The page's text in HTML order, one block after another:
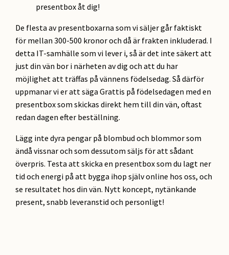
presentbox åt dig!
De flesta av presentboxarna som vi säljer går faktiskt
för mellan 300-500 kronor och då är frakten inkluderad. I
detta IT-samhälle som vi lever i, så är det inte säkert att
just din vän bor i närheten av dig och att du har
möjlighet att träffas på vännens födelsedag. Så därför
uppmanar vi er att säga Grattis på födelsedagen med en
presentbox som skickas direkt hem till din vän, oftast
redan dagen efter beställning.
Lägg inte dyra pengar på blombud och blommor som
ändå vissnar och som dessutom säljs för att sådant
överpris. Testa att skicka en presentbox som du lagt ner
tid och energi på att bygga ihop själv online hos oss, och
se resultatet hos din vän. Nytt koncept, nytänkande
present, snabb leveranstid och personligt!